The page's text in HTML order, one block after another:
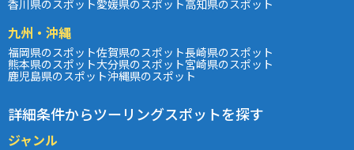
香川県のスポット愛媛県のスポット高知県のスポット
九州・沖縄
福岡県のスポット佐賀県のスポット長崎県のスポット
熊本県のスポット大分県のスポット宮崎県のスポット
鹿児島県のスポット沖縄県のスポット
詳細条件からツーリングスポットを探す
ジャンル